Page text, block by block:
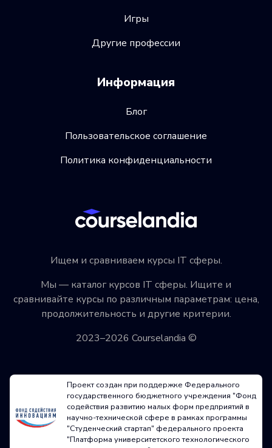
Ищем и сравниваем курсы IT сферы.
Мы — каталог курсов IT сферы. Ищите и
сравнивайте курсы по различным параметрам: цена,
продолжительность и другие критерии.
2023–2026 Courselandia ©
Игры
Другие профессии
Информация
Блог
Пользовательское соглашение
Политика конфиденциальности
Проект создан при поддержке Федерального
государственного бюджетного учреждения "Фонд
содействия развитию малых форм предприятий в
научно-технической сфере в рамках программы
"Студенческий стартап" федерального проекта
"Платформа университетского технологического